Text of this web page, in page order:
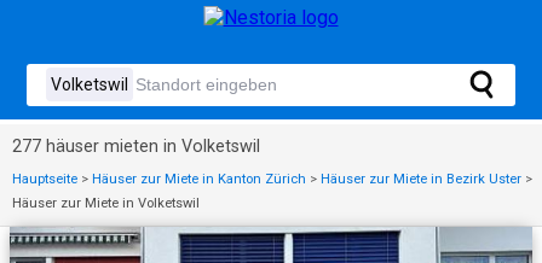
277 häuser mieten in Volketswil
Hauptseite > Häuser zur Miete in Kanton Zürich > Häuser zur Miete in Bezirk Uster >
Häuser zur Miete in Volketswil